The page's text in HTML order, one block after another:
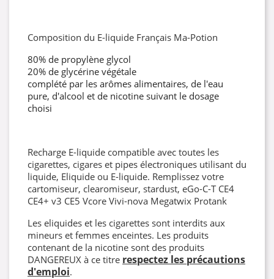
Composition du E-liquide Français Ma-Potion
80% de propylène glycol
20% de glycérine végétale
complété par les arômes alimentaires, de l'eau
pure, d'alcool et de nicotine suivant le dosage
choisi
Recharge E-liquide compatible avec toutes les
cigarettes, cigares et pipes électroniques utilisant du
liquide, Eliquide ou E-liquide. Remplissez votre
cartomiseur, clearomiseur, stardust, eGo-C-T CE4
CE4+ v3 CE5 Vcore Vivi-nova Megatwix Protank
Les eliquides et les cigarettes sont interdits aux
mineurs et femmes enceintes. Les produits
contenant de la nicotine sont des produits
DANGEREUX à ce titre respectez les précautions
d'emploi.